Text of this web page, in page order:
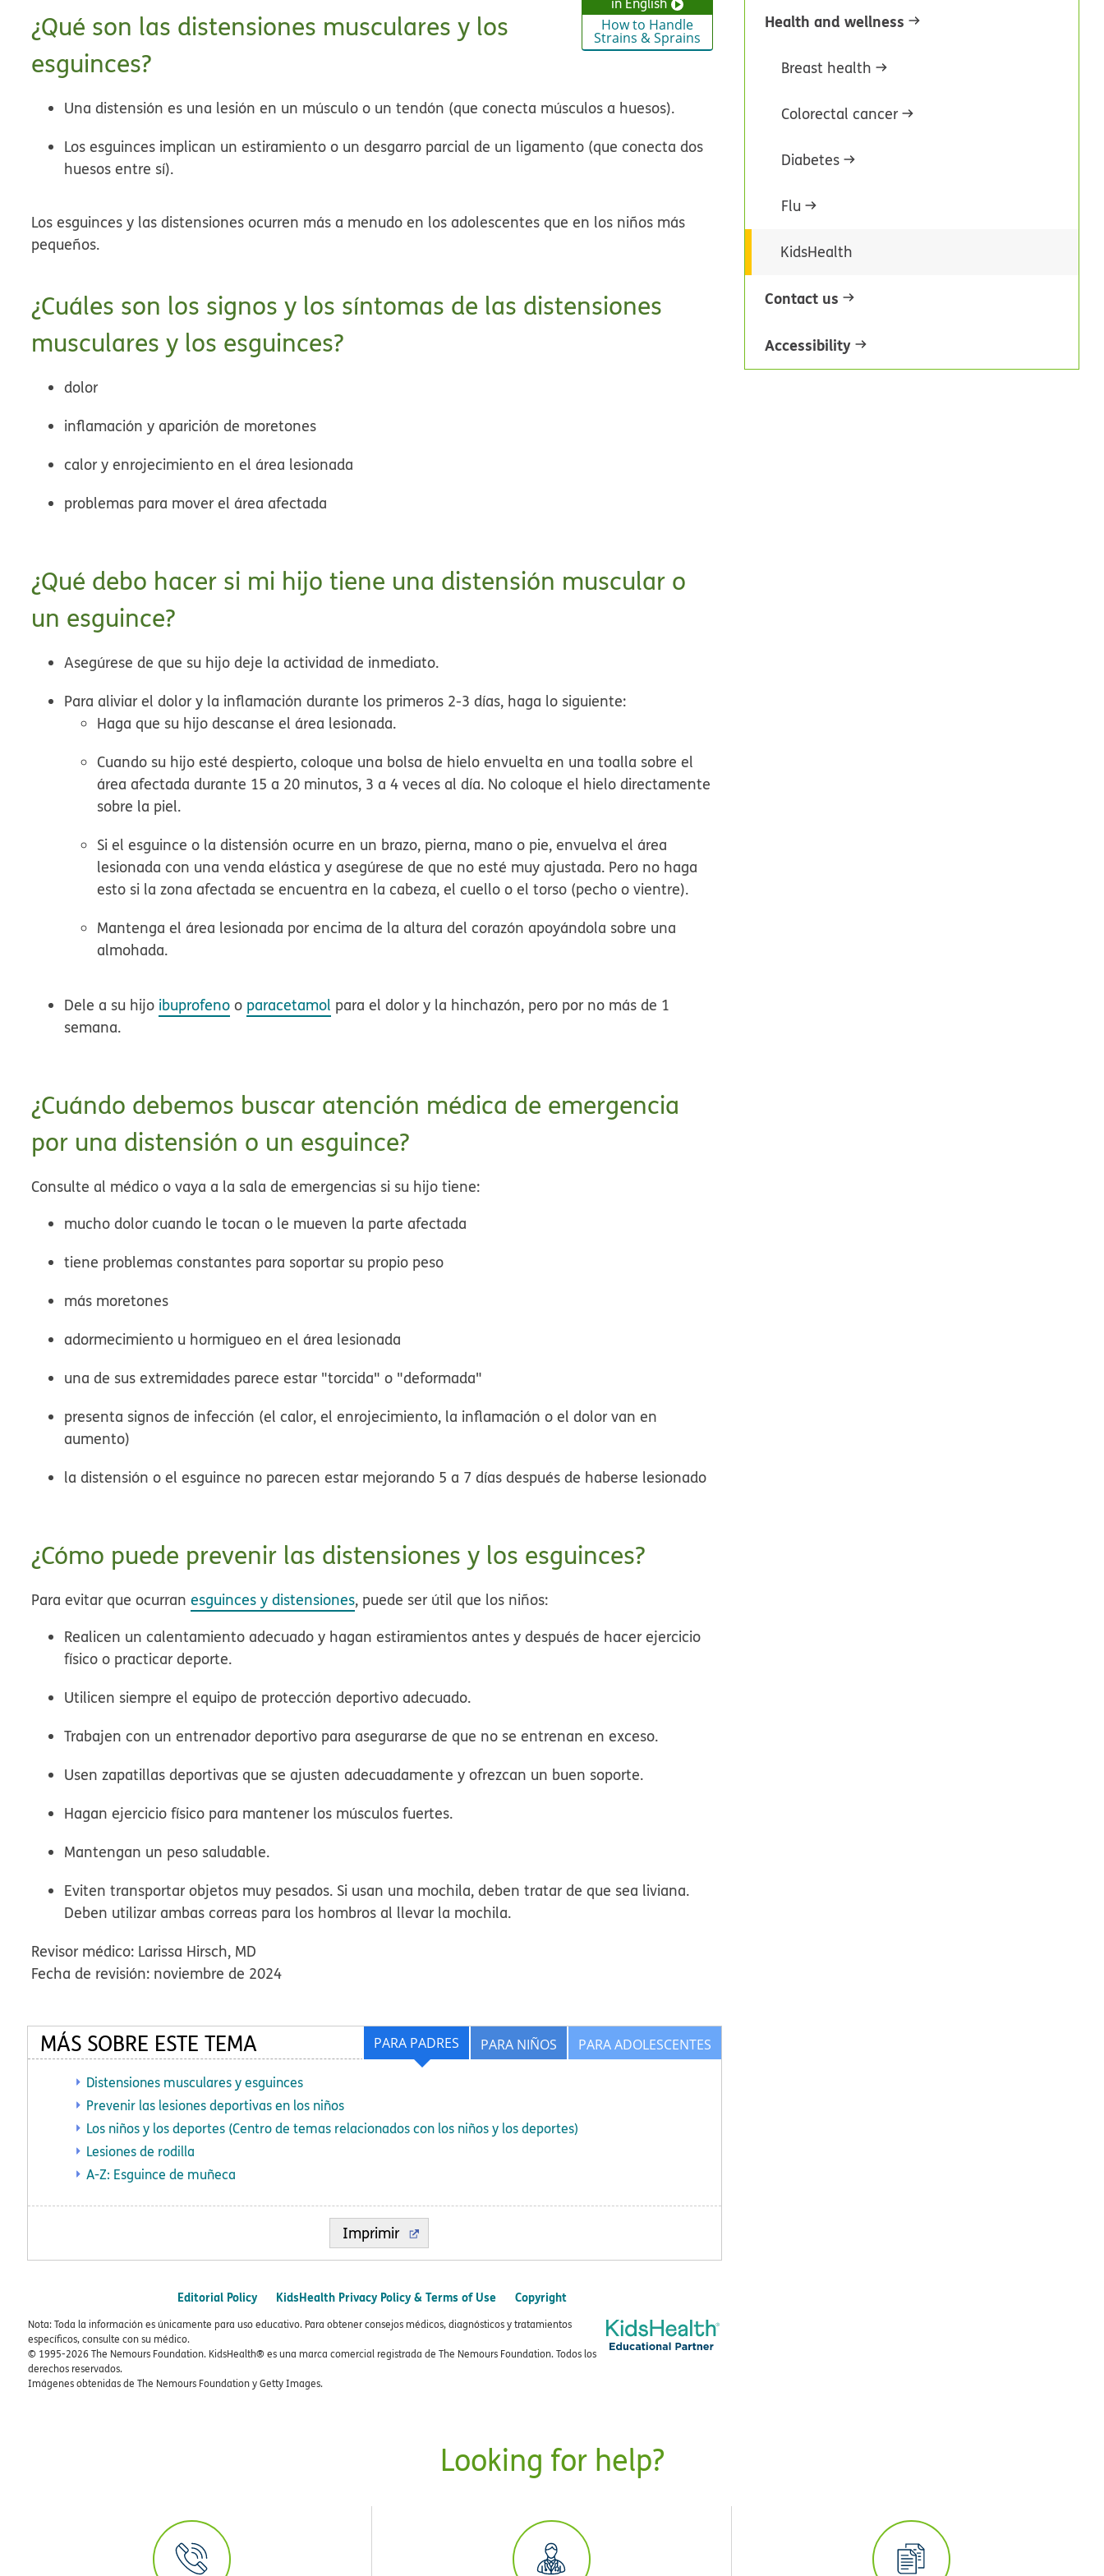
How to Handle
Strains & Sprains
¿Qué son las distensiones musculares y los
esguinces?
Una distensión es una lesión en un músculo o un tendón (que conecta músculos a huesos).
Los esguinces implican un estiramiento o un desgarro parcial de un ligamento (que conecta dos
huesos entre sí).
Los esguinces y las distensiones ocurren más a menudo en los adolescentes que en los niños más
pequeños.
¿Cuáles son los signos y los síntomas de las distensiones
musculares y los esguinces?
dolor
inflamación y aparición de moretones
calor y enrojecimiento en el área lesionada
problemas para mover el área afectada
¿Qué debo hacer si mi hijo tiene una distensión muscular o
un esguince?
Asegúrese de que su hijo deje la actividad de inmediato.
Para aliviar el dolor y la inflamación durante los primeros 2-3 días, haga lo siguiente:
Haga que su hijo descanse el área lesionada.
Cuando su hijo esté despierto, coloque una bolsa de hielo envuelta en una toalla sobre el
área afectada durante 15 a 20 minutos, 3 a 4 veces al día. No coloque el hielo directamente
sobre la piel.
Si el esguince o la distensión ocurre en un brazo, pierna, mano o pie, envuelva el área
lesionada con una venda elástica y asegúrese de que no esté muy ajustada. Pero no haga
esto si la zona afectada se encuentra en la cabeza, el cuello o el torso (pecho o vientre).
Mantenga el área lesionada por encima de la altura del corazón apoyándola sobre una
almohada.
Dele a su hijo ibuprofeno o paracetamol para el dolor y la hinchazón, pero por no más de 1
semana.
¿Cuándo debemos buscar atención médica de emergencia
por una distensión o un esguince?
Consulte al médico o vaya a la sala de emergencias si su hijo tiene:
mucho dolor cuando le tocan o le mueven la parte afectada
tiene problemas constantes para soportar su propio peso
más moretones
adormecimiento u hormigueo en el área lesionada
una de sus extremidades parece estar "torcida" o "deformada"
presenta signos de infección (el calor, el enrojecimiento, la inflamación o el dolor van en
aumento)
la distensión o el esguince no parecen estar mejorando 5 a 7 días después de haberse lesionado
¿Cómo puede prevenir las distensiones y los esguinces?
Para evitar que ocurranesguinces y distensiones, puede ser útil que los niños:
Realicen un calentamiento adecuado y hagan estiramientos antes y después de hacer ejercicio
físico o practicar deporte.
Utilicen siempre el equipo de protección deportivo adecuado.
Trabajen con un entrenador deportivo para asegurarse de que no se entrenan en exceso.
Usen zapatillas deportivas que se ajusten adecuadamente y ofrezcan un buen soporte.
Hagan ejercicio físico para mantener los músculos fuertes.
Mantengan un peso saludable.
Eviten transportar objetos muy pesados. Si usan una mochila, deben tratar de que sea liviana.
Deben utilizar ambas correas para los hombros al llevar la mochila.
Revisor médico: Larissa Hirsch, MD
Fecha de revisión: noviembre de 2024
PARA ADOLESCENTES
PARA NIÑOS
PARA PADRES
MÁS SOBRE ESTE TEMA
Distensiones musculares y esguinces
Prevenir las lesiones deportivas en los niños
Los niños y los deportes (Centro de temas relacionados con los niños y los deportes)
Lesiones de rodilla
A-Z: Esguince de muñeca
Imprimir
Editorial Policy KidsHealth Privacy Policy & Terms of Use Copyright
Nota: Toda la información es únicamente para uso educativo. Para obtener consejos médicos, diagnósticos y tratamientos
específicos, consulte con su médico.
© 1995-2026 The Nemours Foundation. KidsHealth® es una marca comercial registrada de The Nemours Foundation. Todos los
derechos reservados.
Imágenes obtenidas de The Nemours Foundation y Getty Images.
Health and wellness
Breast health
Colorectal cancer
Diabetes
Flu
KidsHealth
Contact us
Accessibility
Looking for help?